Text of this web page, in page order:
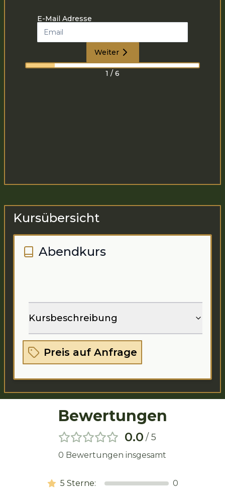
E-Mail Adresse
Weiter
1 / 6
Kursübersicht
Abendkurs
Kursbeschreibung
Preis auf Anfrage
Bewertungen
0.0 / 5
0 Bewertungen insgesamt
5 Sterne:
0